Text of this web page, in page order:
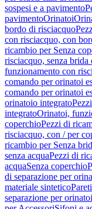
sospesi e a pavimento
pavimentoOrinatoi
bordo di risciacquo
con risciacquo, con
ricambio per Senza
risciacquo, senza brida
funzionamento con
comando per orinatoi
comando per orinatoi
orinatoio integrato
integratoOrinatoi,
coperchioPezzi di
risciacquo, con / per
ricambio per Senza
senza acquaPezzi di
acquaSenza coperchio
di separazione per
materiale sintetico
separazione per